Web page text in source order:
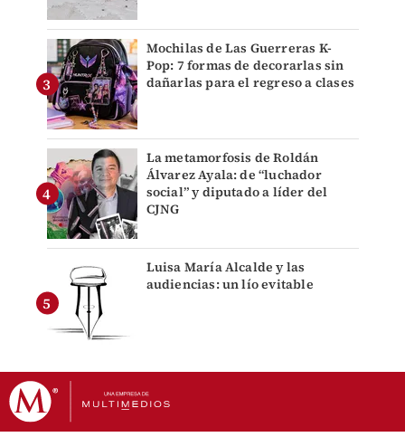
Mochilas de Las Guerreras K-
Pop: 7 formas de decorarlas sin
dañarlas para el regreso a clases
La metamorfosis de Roldán
Álvarez Ayala: de “luchador
social” y diputado a líder del
CJNG
Luisa María Alcalde y las
audiencias: un lío evitable